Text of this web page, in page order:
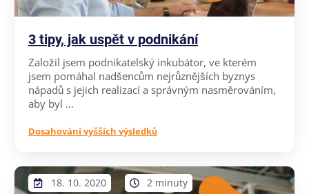
3 tipy, jak uspět v podnikání
Založil jsem podnikatelský inkubátor, ve kterém
jsem pomáhal nadšencům nejrůznějších byznys
nápadů s jejich realizací a správným nasměrováním,
aby byl ...
Dosahování vyšších výsledků
18. 10. 2020 2 minuty